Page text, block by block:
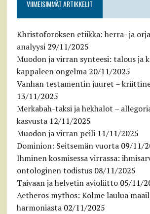
VIIMEISIMMÄT ARTIKKELIT
Khristoforoksen etiikka: herra- ja
analyysi 29/11/2025
Muodon ja virran synteesi: talous ja
kappaleen ongelma 20/11/2025
Vanhan testamentin juuret –
13/11/2025
Merkabah-taksi ja hekhalot –
kasvusta 12/11/2025
Muodon ja virran peili 11/11/2025
Dominion: Seitsemän vuorta 09/11/
Ihminen kosmisessa virrassa:
ontologinen todistus 08/11/2025
Taivaan ja helvetin avioliitto 05/11/
Aetheros mythos: Kolme laulua
harmoniasta 02/11/2025